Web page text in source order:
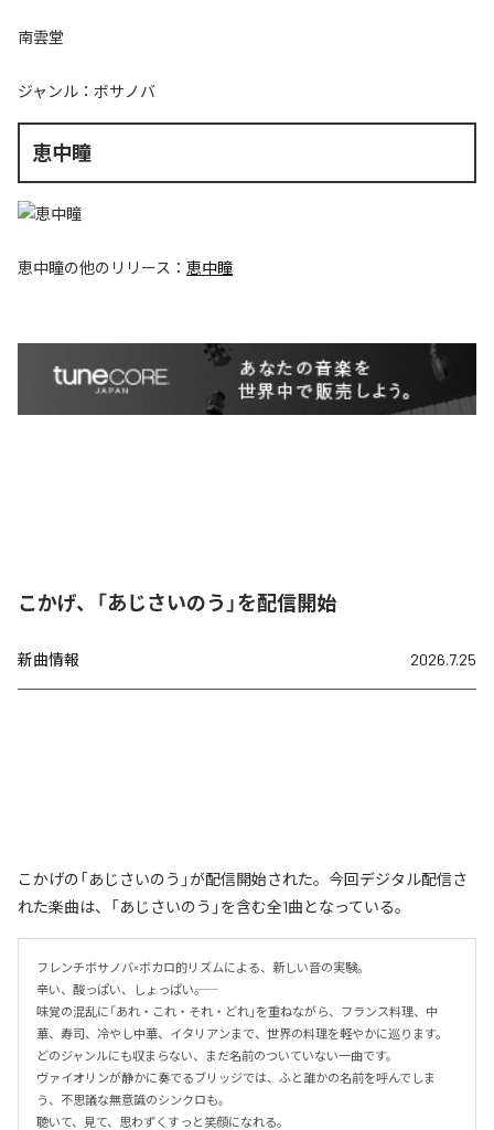
南雲堂
ジャンル： ボサノバ
恵中瞳
恵中瞳の他のリリース： 恵中瞳
こかげ、「あじさいのう」を配信開始
新曲情報 2026.7.25
こかげの「あじさいのう」が配信開始された。今回デジタル配信さ
れた楽曲は、「あじさいのう」を含む全1曲となっている。
フレンチボサノバ×ボカロ的リズムによる、新しい音の実験。
辛い、酸っぱい、しょっぱい――。
味覚の混乱に「あれ・これ・それ・どれ」を重ねながら、フランス料理、中
華、寿司、冷やし中華、イタリアンまで、世界の料理を軽やかに巡ります。
どのジャンルにも収まらない、まだ名前のついていない一曲です。
ヴァイオリンが静かに奏でるブリッジでは、ふと誰かの名前を呼んでしま
う、不思議な無意識のシンクロも。
聴いて、見て、思わずくすっと笑顔になれる。